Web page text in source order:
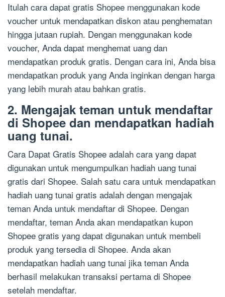
Itulah cara dapat gratis Shopee menggunakan kode
voucher untuk mendapatkan diskon atau penghematan
hingga jutaan rupiah. Dengan menggunakan kode
voucher, Anda dapat menghemat uang dan
mendapatkan produk gratis. Dengan cara ini, Anda bisa
mendapatkan produk yang Anda inginkan dengan harga
yang lebih murah atau bahkan gratis.
2. Mengajak teman untuk mendaftar
di Shopee dan mendapatkan hadiah
uang tunai.
Cara Dapat Gratis Shopee adalah cara yang dapat
digunakan untuk mengumpulkan hadiah uang tunai
gratis dari Shopee. Salah satu cara untuk mendapatkan
hadiah uang tunai gratis adalah dengan mengajak
teman Anda untuk mendaftar di Shopee. Dengan
mendaftar, teman Anda akan mendapatkan kupon
Shopee gratis yang dapat digunakan untuk membeli
produk yang tersedia di Shopee. Anda akan
mendapatkan hadiah uang tunai jika teman Anda
berhasil melakukan transaksi pertama di Shopee
setelah mendaftar.